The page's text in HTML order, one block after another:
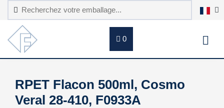
0
RPET Flacon 500ml, Cosmo
Veral 28-410, F0933A